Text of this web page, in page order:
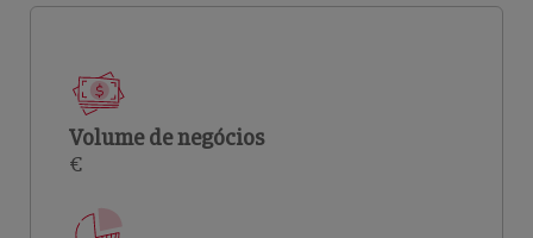
Volume de negócios
€